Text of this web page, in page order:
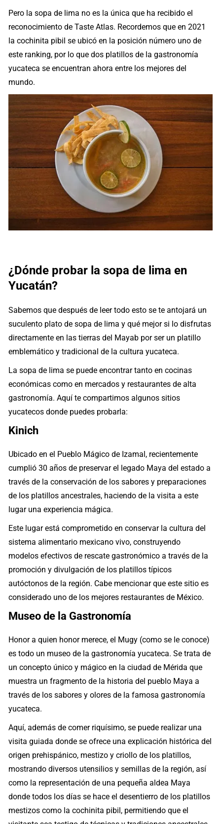
Pero la sopa de lima no es la única que ha recibido el
reconocimiento de Taste Atlas. Recordemos que en 2021
la cochinita pibil se ubicó en la posición número uno de
este ranking, por lo que dos platillos de la gastronomía
yucateca se encuentran ahora entre los mejores del
mundo.
¿Dónde probar la sopa de lima en
Yucatán?
Sabemos que después de leer todo esto se te antojará un
suculento plato de sopa de lima y qué mejor si lo disfrutas
directamente en las tierras del Mayab por ser un platillo
emblemático y tradicional de la cultura yucateca.
La sopa de lima se puede encontrar tanto en cocinas
económicas como en mercados y restaurantes de alta
gastronomía. Aquí te compartimos algunos sitios
yucatecos donde puedes probarla:
Kinich
Ubicado en el Pueblo Mágico de Izamal, recientemente
cumplió 30 años de preservar el legado Maya del estado a
través de la conservación de los sabores y preparaciones
de los platillos ancestrales, haciendo de la visita a este
lugar una experiencia mágica.
Este lugar está comprometido en conservar la cultura del
sistema alimentario mexicano vivo, construyendo
modelos efectivos de rescate gastronómico a través de la
promoción y divulgación de los platillos típicos
autóctonos de la región. Cabe mencionar que este sitio es
considerado uno de los mejores restaurantes de México.
Museo de la Gastronomía
Honor a quien honor merece, el Mugy (como se le conoce)
es todo un museo de la gastronomía yucateca. Se trata de
un concepto único y mágico en la ciudad de Mérida que
muestra un fragmento de la historia del pueblo Maya a
través de los sabores y olores de la famosa gastronomía
yucateca.
Aquí, además de comer riquísimo, se puede realizar una
visita guiada donde se ofrece una explicación histórica del
origen prehispánico, mestizo y criollo de los platillos,
mostrando diversos utensilios y semillas de la región, así
como la representación de una pequeña aldea Maya
donde todos los días se hace el desentierro de los platillos
mestizos como la cochinita pibil, permitiendo que el